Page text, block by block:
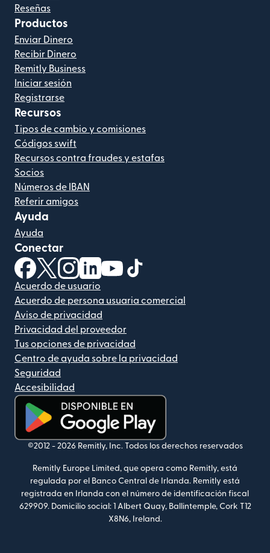
Reseñas
Productos
Enviar Dinero
Recibir Dinero
Remitly Business
Iniciar sesión
Registrarse
Recursos
Tipos de cambio y comisiones
Códigos swift
Recursos contra fraudes y estafas
Socios
Números de IBAN
Referir amigos
Ayuda
Ayuda
Conectar
(se abre en una ventana nueva)
(se abre en una ventana nueva)
(se abre en una ventana nueva)
(se abre en una ventana nueva)
(se abre en una ventana nueva)
Acuerdo de usuario
Acuerdo de persona usuaria comercial
Aviso de privacidad
Privacidad del proveedor
Tus opciones de privacidad
Centro de ayuda sobre la privacidad
Seguridad
Accesibilidad
(se abre en una ventana nueva)
©2012 - 2026 Remitly, Inc. Todos los derechos reservados
Remitly Europe Limited, que opera como Remitly, está
regulada por el Banco Central de Irlanda. Remitly está
registrada en Irlanda con el número de identificación fiscal
629909. Domicilio social: 1 Albert Quay, Ballintemple, Cork T12
X8N6, Ireland.